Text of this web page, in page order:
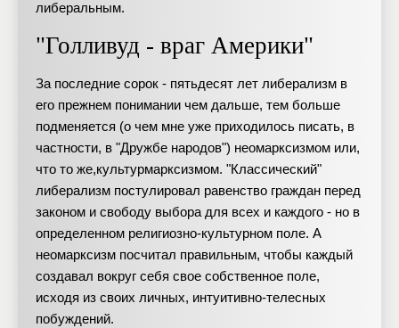
либеральным.
"Голливуд - враг Америки"
За последние сорок - пятьдесят лет либерализм в
его прежнем понимании чем дальше, тем больше
подменяется (о чем мне уже приходилось писать, в
частности, в "Дружбе народов") неомарксизмом или,
что то же,культурмарксизмом. "Классический"
либерализм постулировал равенство граждан перед
законом и свободу выбора для всех и каждого - но в
определенном религиозно-культурном поле. А
неомарксизм посчитал правильным, чтобы каждый
создавал вокруг себя свое собственное поле,
исходя из своих личных, интуитивно-телесных
побуждений.